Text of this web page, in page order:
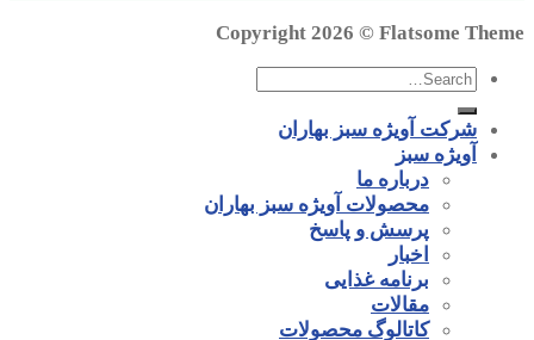
Copyright 2026 © Flatsome Theme
شرکت آویژه سبز بهاران
آویژه سبز
درباره ما
محصولات آویژه سبز بهاران
پرسش و پاسخ
اخبار
برنامه غذایی
مقالات
کاتالوگ محصولات